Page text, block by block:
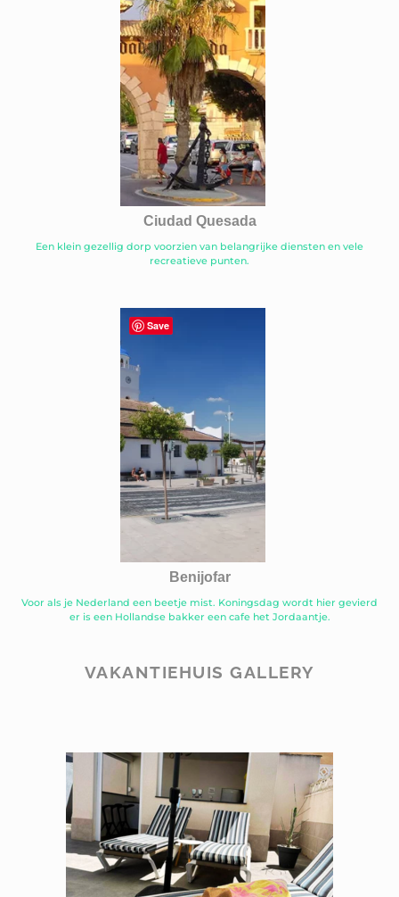
Ciudad Quesada
Een klein gezellig dorp voorzien van belangrijke diensten en vele
recreatieve punten.
Benijofar
Voor als je Nederland een beetje mist. Koningsdag wordt hier gevierd
er is een Hollandse bakker een cafe het Jordaantje.
VAKANTIEHUIS GALLERY
Save